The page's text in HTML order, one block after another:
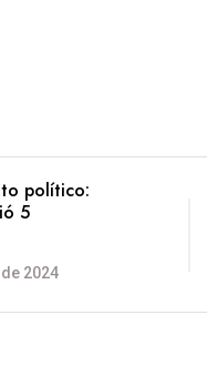
político:
5
2024